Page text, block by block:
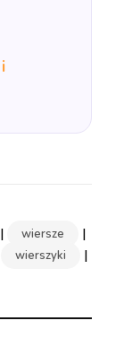
| wiersze |
wierszyki |